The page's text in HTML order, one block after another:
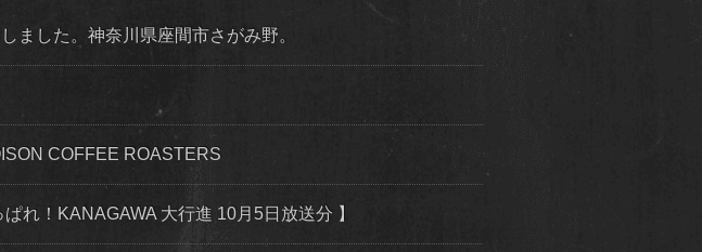
ました。神奈川県座間市さがみ野。
COFFEE ROASTERS
れ！KANAGAWA 大行進 10月5日放送分 】